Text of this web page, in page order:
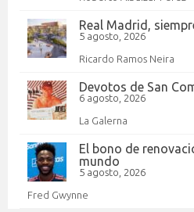
Real Madrid,
5 agosto, 2026
Ricardo Ramos Neira
Devotos de San
6 agosto, 2026
La Galerna
El bono de
mundo
5 agosto, 2026
Fred Gwynne